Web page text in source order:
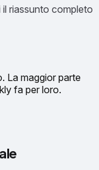
riassunto completo
La maggior parte
fa per loro.